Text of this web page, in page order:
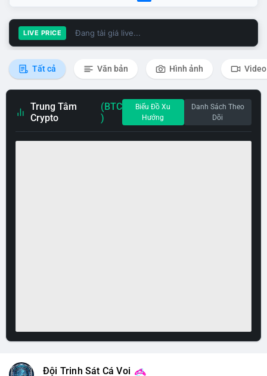
LIVE PRICE Đang tải giá live...
Tất cả Văn bản Hình ảnh Video
Trung Tâm
Crypto
(BTC
)
Biểu Đồ Xu
Hướng
Danh Sách Theo
Dõi
Đội Trinh Sát Cá Voi